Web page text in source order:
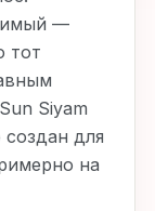
—
тот
Siyam
создан для
на